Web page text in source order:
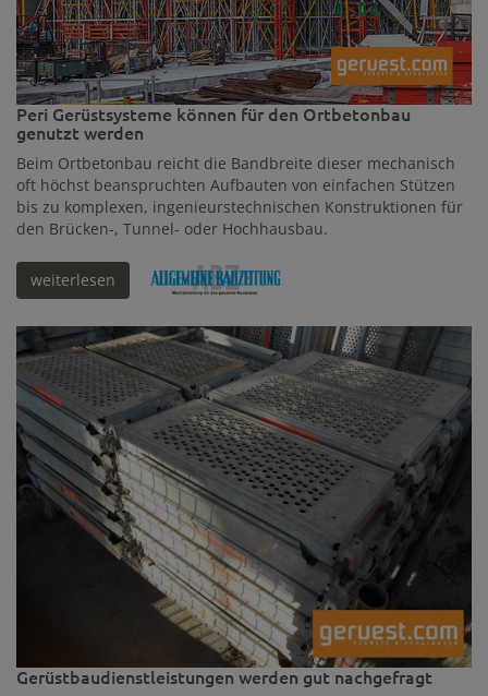
Peri Gerüstsysteme können für den Ortbetonbau
genutzt werden
Beim Ortbetonbau reicht die Bandbreite dieser mechanisch
oft höchst beanspruchten Aufbauten von einfachen Stützen
bis zu komplexen, ingenieurstechnischen Konstruktionen für
den Brücken-, Tunnel- oder Hochhausbau.
weiterlesen
Gerüstbaudienstleistungen werden gut nachgefragt